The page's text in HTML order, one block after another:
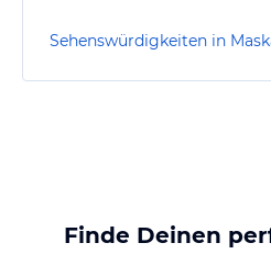
Sehenswürdigkeiten in
Finde Deinen